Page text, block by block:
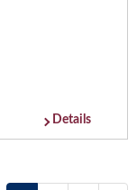
Details